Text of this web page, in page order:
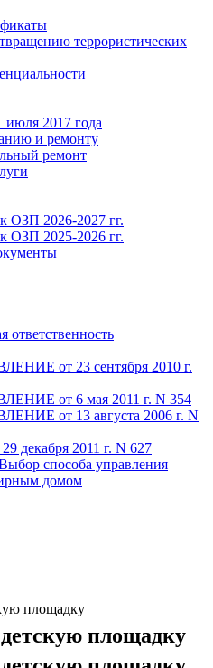
террористических
2017 года
и ремонту
ремонт
ОЗП 2026-2027 гг.
ОЗП 2025-2026 гг.
ответственность
от 23 сентября 2010 г.
от 6 мая 2011 г. N 354
от 13 августа 2006 г. N
декабря 2011 г. N 627
способа управления
домом
площадку
площадку